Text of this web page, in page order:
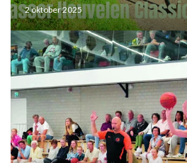
2 oktober 2025